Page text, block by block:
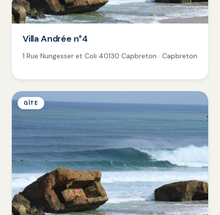
Villa Andrée n°4
1 Rue Nungesser et Coli 40130 Capbreton · Capbreton
GÎTE